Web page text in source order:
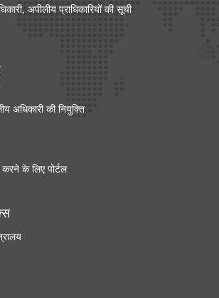
अपीलीय प्राधिकारियों की सूची
अधिकारी की नियुक्ति
के लिए पोर्टल